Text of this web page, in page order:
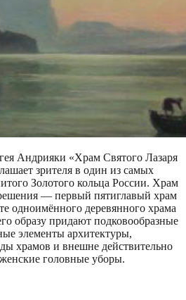
Андрияки «Храм Святого Лазаря
зрителя в один из самых
Золотого кольца России. Храм
— первый пятиглавый храм
одноимённого деревянного храма
образу придают подковообразные
элементы архитектуры,
храмов и внешне действительно
головные уборы.